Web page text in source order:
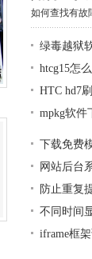
如何查找有故
绿毒越狱
htcg15怎
HTC hd7
mpkg软件
下载免费
网站后台
防止重复
不同时间
iframe框